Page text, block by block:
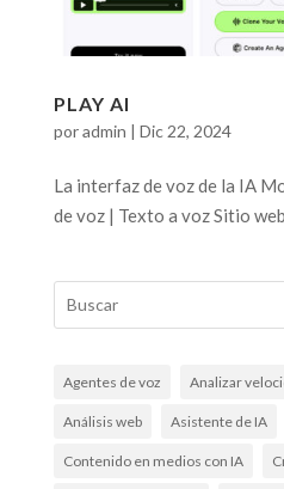
PLAY AI
poradmin | Dic 22, 2024
La interfaz de voz de la IA
de voz | Texto a voz Sitio web
Agentes de voz Analizar
Análisis web Asistente de IA
Contenido en medios con IA